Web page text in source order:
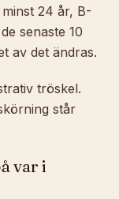
24 år, B-
senaste 10
av det ändras.
tröskel.
står
var i